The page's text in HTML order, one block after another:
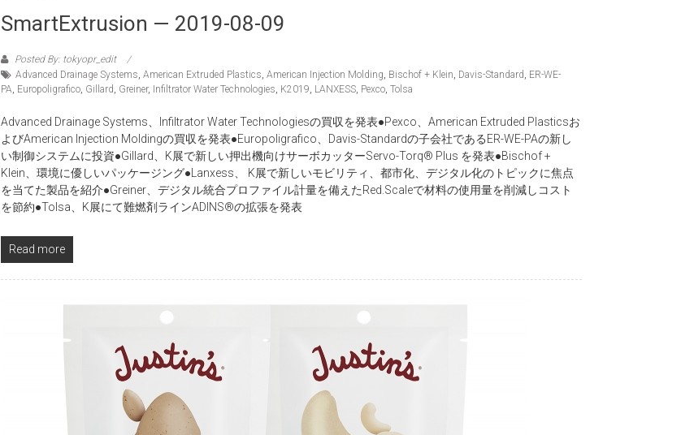
SmartExtrusion — 2019-08-09
Posted By: tokyopr_edit
Advanced Drainage Systems, American Extruded Plastics, American Injection Molding, Bischof + Klein, Davis-Standard, ER-WE-
PA, Europoligrafico, Gillard, Greiner, Infiltrator Water Technologies, K2019, LANXESS, Pexco, Tolsa
Advanced Drainage Systems、Infiltrator Water Technologiesの買収を発表●Pexco、American Extruded Plasticsお
よびAmerican Injection Moldingの買収を発表●Europoligrafico、Davis-Standardの子会社であるER-WE-PAの新し
い制御システムに投資●Gillard、K展で新しい押出機向けサーボカッターServo-Torq® Plus を発表●Bischof +
Klein、環境に優しいパッケージング●Lanxess、 K展で新しいモビリティ、都市化、デジタル化のトピックに焦点
を当てた製品を紹介●Greiner、デジタル統合プロファイル計量を備えたRed.Scaleで材料の使用量を削減しコスト
を節約●Tolsa、K展にて難燃剤ラインADINS®の拡張を発表
Read more